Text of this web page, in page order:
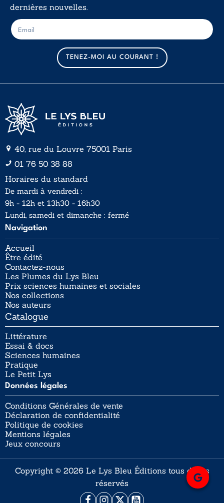
dernières nouvelles.
m
a
i
l
E
-
m
TENEZ-MOI AU COURANT !
40, rue du Louvre 75001 Paris
01 76 50 38 88
Horaires du standard
De mardi à vendredi :
9h - 12h et 13h30 - 16h30
Lundi, samedi et dimanche : fermé
Navigation
Accueil
Être édité
Contactez-nous
Les Plumes du Lys Bleu
Prix sciences humaines et sociales
Nos collections
Nos auteurs
Catalogue
Littérature
Essai & docs
Sciences humaines
Pratique
Le Petit Lys
Données légales
Conditions Générales de vente
Déclaration de confidentialité
Politique de cookies
Mentions légales
Jeux concours
Copyright © 2026 Le Lys Bleu Éditions tous droits
réservés